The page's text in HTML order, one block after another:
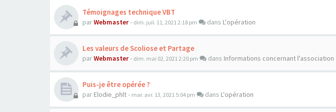
Témoignages technique VBT
parWebmaster- dim. juil. 11, 2021 2:18 pm dans L'opération
Les valeurs de Scoliose et Partage
parWebmaster- dim. mai 02, 2021 2:20 pm dans Informations concernant l'association
Puis-je être opérée ?
par Elodie_phlt- mar. avr. 13, 2021 5:04 pm dans L'opération